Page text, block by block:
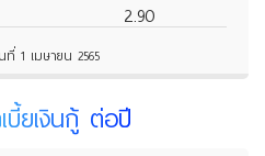
2.90
ที่ 1 เมษายน 2565
บี้ยเงินกู้ ต่อปี